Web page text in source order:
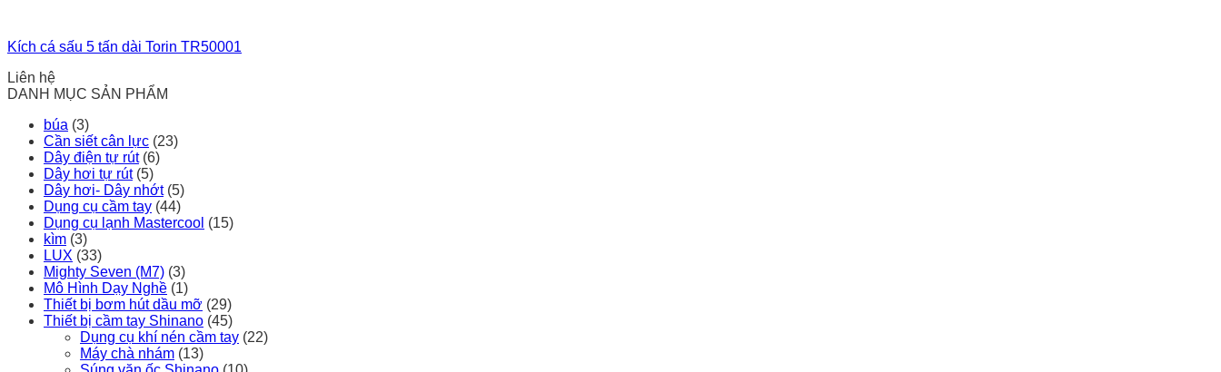
Kích cá sấu 5 tấn dài Torin TR50001
Liên hệ
DANH MỤC SẢN PHẨM
búa (3)
Cần siết cân lực (23)
Dây điện tự rút (6)
Dây hơi tự rút (5)
Dây hơi- Dây nhớt (5)
Dụng cụ cầm tay (44)
Dụng cụ lạnh Mastercool (15)
kìm (3)
LUX (33)
Mighty Seven (M7) (3)
Mô Hình Dạy Nghề (1)
Thiết bị bơm hút dầu mỡ (29)
Thiết bị cầm tay Shinano (45)
Dụng cụ khí nén cầm tay (22)
Máy chà nhám (13)